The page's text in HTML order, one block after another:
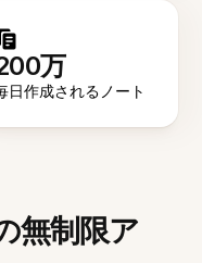
万
日作成されるノート
無制限ア